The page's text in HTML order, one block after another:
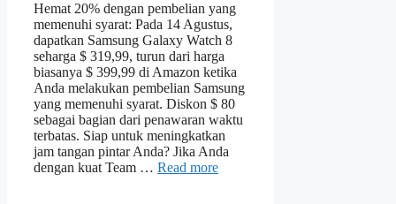
Hemat 20% dengan pembelian yang
memenuhi syarat: Pada 14 Agustus,
dapatkan Samsung Galaxy Watch 8
seharga $ 319,99, turun dari harga
biasanya $ 399,99 di Amazon ketika
Anda melakukan pembelian Samsung
yang memenuhi syarat. Diskon $ 80
sebagai bagian dari penawaran waktu
terbatas. Siap untuk meningkatkan
jam tangan pintar Anda? Jika Anda
dengan kuat Team … Read more